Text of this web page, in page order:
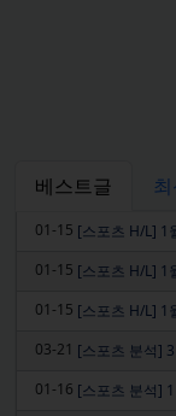
베스트글
01-15 [스포츠 H/L] 1
01-15 [스포츠 H/L] 1
01-15 [스포츠 H/L] 1
03-21 [스포츠 분석]
01-16 [스포츠 분석]